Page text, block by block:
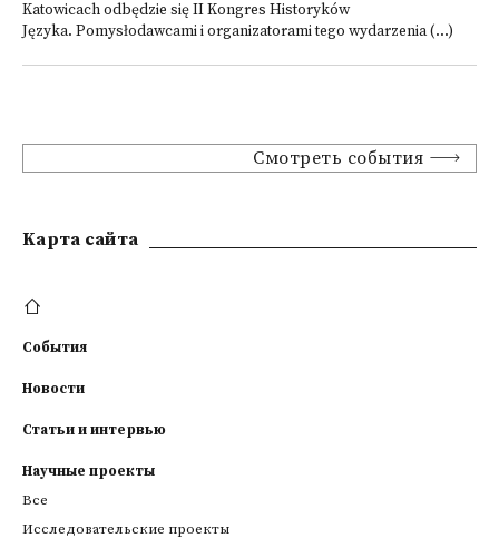
Katowicach odbędzie się II Kongres Historyków
Języka. Pomysłodawcami i organizatorami tego wydarzenia (...)
Смотреть события
Kарта сайта
События
Новости
Статьи и интервью
Научные проекты
Все
Исследовательские проекты